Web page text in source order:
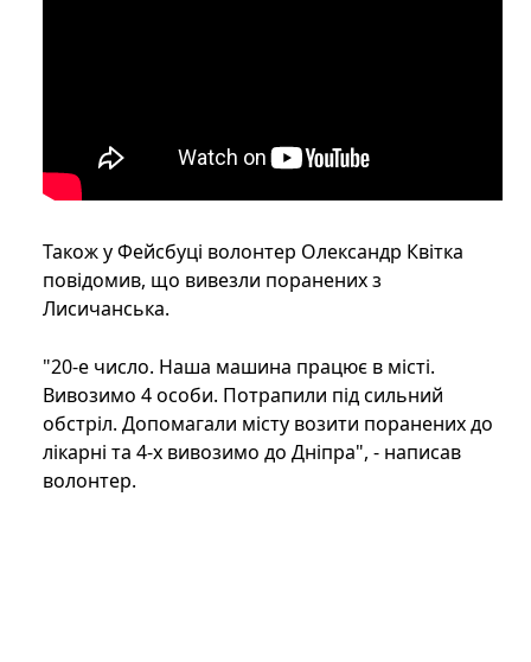
Також у Фейсбуці волонтер Олександр Квітка
повідомив, що вивезли поранених з
Лисичанська.
"20-е число. Наша машина працює в місті.
Вивозимо 4 особи. Потрапили під сильний
обстріл. Допомагали місту возити поранених до
лікарні та 4-х вивозимо до Дніпра", - написав
волонтер.